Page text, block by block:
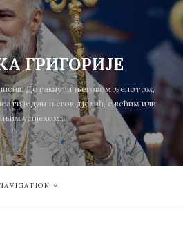
ГРИГОРИЈЕ
Дотакнути његовом љепотом,
један његов дјелић, с већим или
успјехом...